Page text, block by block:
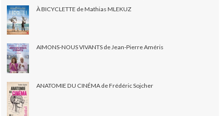
À BICYCLETTE de Mathias MLEKUZ
AIMONS-NOUS VIVANTS de Jean-Pierre Améris
ANATOMIE DU CINÉMA de Frédéric Sojcher